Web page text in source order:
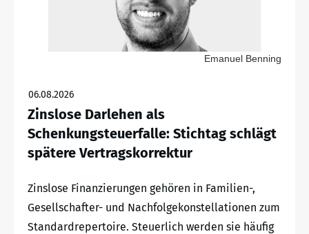
Emanuel Benning
06.08.2026
Zinslose Darlehen als
Schenkungsteuerfalle: Stichtag schlägt
spätere Vertragskorrektur
Zinslose Finanzierungen gehören in Familien-,
Gesellschafter- und Nachfolgekonstellationen zum
Standardrepertoire. Steuerlich werden sie häufig